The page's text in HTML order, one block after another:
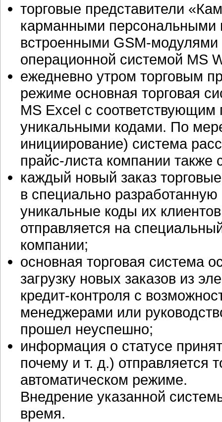
торговые представители
карманными
встроенными GSM-модулями
операционной системой MS
ежедневно утром торговым
режиме основная торговая
MS Excel с соответствующим
уникальными кодами. По
инициирование) система
прайс-листакомпании также
каждый новый заказ
в специально
уникальные коды их
отправляется на
компании;
основная торговая система
загрузку новых заказов из
кредит-контроля с
менеджерами или
прошел неуспешно;
информация о статусе
почему и т. д.) отправляется
автоматическом режиме.
Внедрение указанной
время.